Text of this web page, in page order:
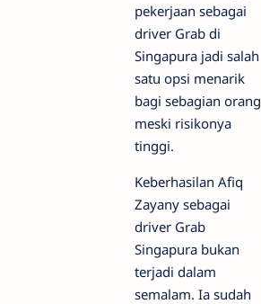
pekerjaan sebagai
driver Grab di
Singapura jadi salah
satu opsi menarik
bagi sebagian orang
meski risikonya
tinggi.
Keberhasilan Afiq
Zayany sebagai
driver Grab
Singapura bukan
terjadi dalam
semalam. Ia sudah